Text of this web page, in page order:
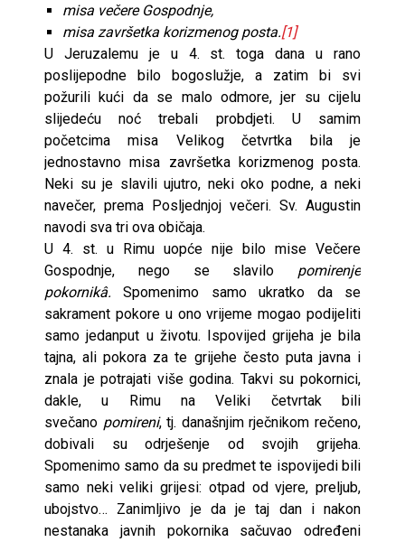
misa večere Gospodnje,
misa završetka korizmenog posta.[1]
U Jeruzalemu je u 4. st. toga dana u rano
poslijepodne bilo bogoslužje, a zatim bi svi
požurili kući da se malo odmore, jer su cijelu
slijedeću noć trebali probdjeti. U samim
početcima misa Velikog četvrtka bila je
jednostavno misa završetka korizmenog posta.
Neki su je slavili ujutro, neki oko podne, a neki
navečer, prema Posljednjoj večeri. Sv. Augustin
navodi sva tri ova običaja.
U 4. st. u Rimu uopće nije bilo mise Večere
Gospodnje, nego se slavilo pomirenje
pokornikâ. Spomenimo samo ukratko da se
sakrament pokore u ono vrijeme mogao podijeliti
samo jedanput u životu. Ispovijed grijeha je bila
tajna, ali pokora za te grijehe često puta javna i
znala je potrajati više godina. Takvi su pokornici,
dakle, u Rimu na Veliki četvrtak bili
svečano pomireni, tj. današnjim rječnikom rečeno,
dobivali su odrješenje od svojih grijeha.
Spomenimo samo da su predmet te ispovijedi bili
samo neki veliki grijesi: otpad od vjere, preljub,
ubojstvo… Zanimljivo je da je taj dan i nakon
nestanaka javnih pokornika sačuvao određeni